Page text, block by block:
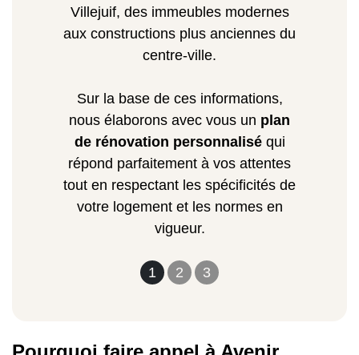
1 2 3
Villejuif, des immeubles modernes
aux constructions plus anciennes du
centre-ville.
Sur la base de ces informations,
nous élaborons avec vous un plan
de rénovation personnaliséqui
répond parfaitement à vos attentes
tout en respectant les spécificités de
votre logement et les normes en
vigueur.